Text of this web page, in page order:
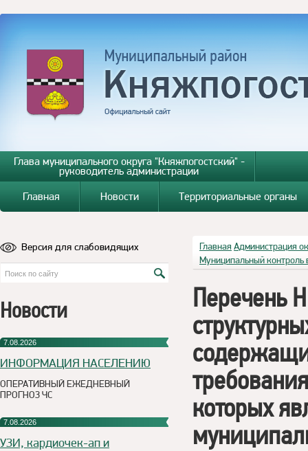
Глава муниципального округа "Княжпогостский" -
руководитель администрации
Главная
Новости Территориальные органы
Версия для слабовидящих
Новости
7.08.2026
ИНФОРМАЦИЯ НАСЕЛЕНИЮ
ОПЕРАТИВНЫЙ ЕЖЕДНЕВНЫЙ
ПРОГНОЗ ЧС
7.08.2026
УЗИ, кардиочек-ап и
Главная Администрация
Муниципальный контроль
Перечень
которых